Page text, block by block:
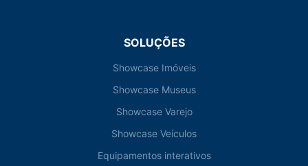
SOLUÇÕES
Showcase Imóveis
Showcase Museus
Showcase Varejo
Showcase Veículos
Equipamentos interativos